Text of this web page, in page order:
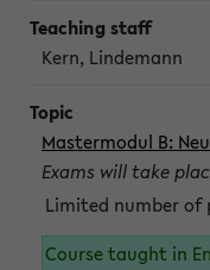
Kern, Lindemann
Mastermodul B:
Exams will take
Limited number of
Course taught in